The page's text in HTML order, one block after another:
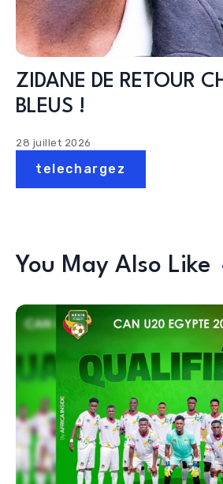
ZIDANE DE RETOUR
BLEUS !
28 juillet 2026
telechargez
You May Also Like